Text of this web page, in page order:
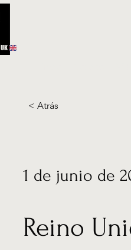
UK
< Atrás
1 de junio de
Reino